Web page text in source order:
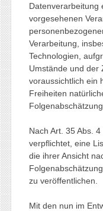
Datenverarbeitung
vorgesehenen
Verarbeitung,
Technologien,
Umstände und der
voraussichtlich ein
Freiheiten
Nach Art. 35 Abs.
verpflichtet, eine
die ihrer Ansicht
zu veröffentlichen.
Mit den nun im